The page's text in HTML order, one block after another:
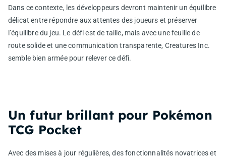
Dans ce contexte, les développeurs devront maintenir un équilibre
délicat entre répondre aux attentes des joueurs et préserver
l’équilibre du jeu. Le défi est de taille, mais avec une feuille de
route solide et une communication transparente, Creatures Inc.
semble bien armée pour relever ce défi.
Un futur brillant pour Pokémon
TCG Pocket
Avec des mises à jour régulières, des fonctionnalités novatrices et